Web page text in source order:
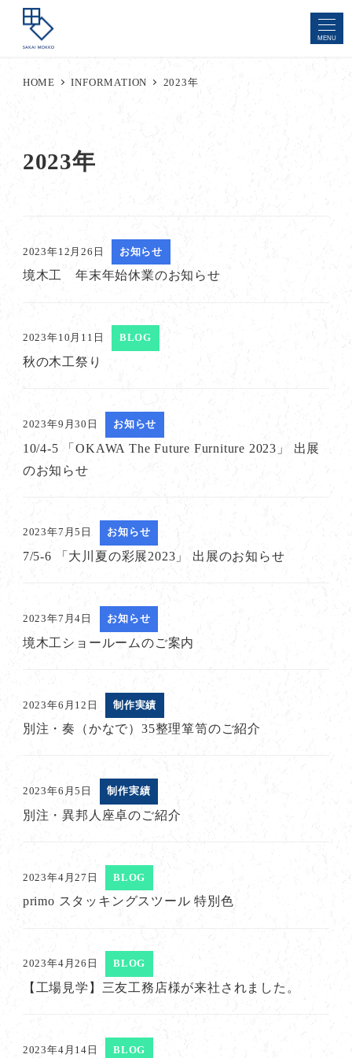
MENU
HOME INFORMATION 2023年
2023年
境木工 年末年始休業のお知らせ
2023年12月26日 お知らせ
秋の木工祭り
2023年10月11日 BLOG
10/4-5 「OKAWA The Future Furniture 2023」 出展
のお知らせ
2023年9月30日 お知らせ
7/5-6 「大川夏の彩展2023」 出展のお知らせ
2023年7月5日 お知らせ
境木工ショールームのご案内
2023年7月4日 お知らせ
別注・奏（かなで）35整理箪笥のご紹介
2023年6月12日 制作実績
別注・異邦人座卓のご紹介
2023年6月5日 制作実績
primo スタッキングスツール 特別色
2023年4月27日 BLOG
【工場見学】三友工務店様が来社されました。
2023年4月26日 BLOG
2023年4月14日 BLOG